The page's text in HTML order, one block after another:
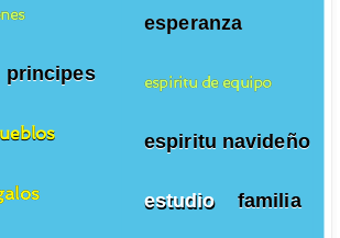
esperanza
espiritu de equipo
espiritu navideño
estudio familia
principes